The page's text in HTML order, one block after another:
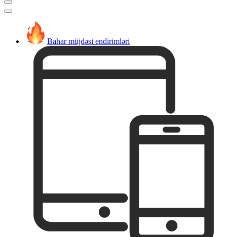
Bahar müjdəsi endirimləri